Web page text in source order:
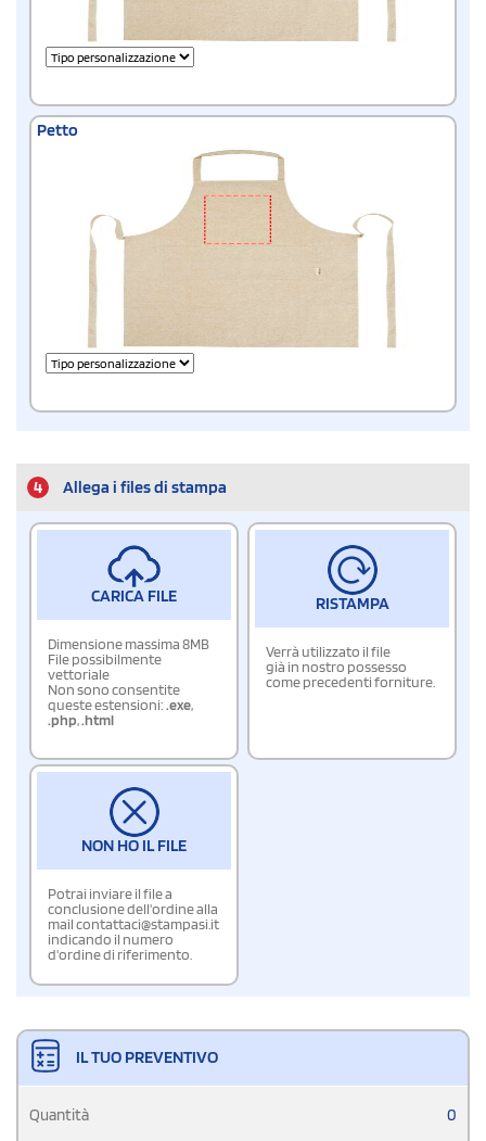
Petto
4 Allega i files di stampa
CARICA FILE
Dimensione massima 8MB
File possibilmente
vettoriale
Non sono consentite
queste estensioni:.exe,
.php,.html
RISTAMPA
Verrà utilizzato il file
già in nostro possesso
come precedenti forniture.
NON HO IL FILE
Potrai inviare il file a
conclusione dell'ordine alla
mail contattaci@stampasi.it
indicando il numero
d'ordine di riferimento.
IL TUO PREVENTIVO
Quantità 0